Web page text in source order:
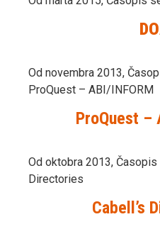
Od novembra 2013,
ProQuest – ABI/INFORM
ProQuest –
Od oktobra 2013, Časopis
Directories
Cabell’s